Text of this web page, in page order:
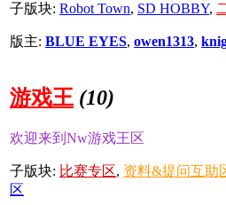
子版块: Robot Town, SD HOBBY,
版主: BLUE EYES, owen1313,
游戏王 (10)
欢迎来到Nw游戏王区
子版块: 比赛专区, 资料&提问互助
区